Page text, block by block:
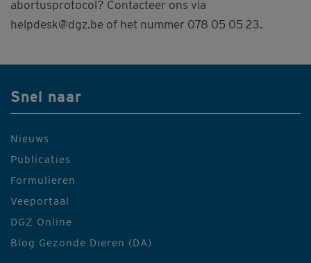
abortusprotocol? Contacteer ons via
helpdesk@dgz.be of het nummer 078 05 05 23.
Snel naar
Nieuws
Publicaties
Formulieren
Veeportaal
DGZ Online
Blog Gezonde Dieren (DA)